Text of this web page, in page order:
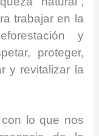
trabajar en la
y
proteger,
y revitalizar la
con lo que nos